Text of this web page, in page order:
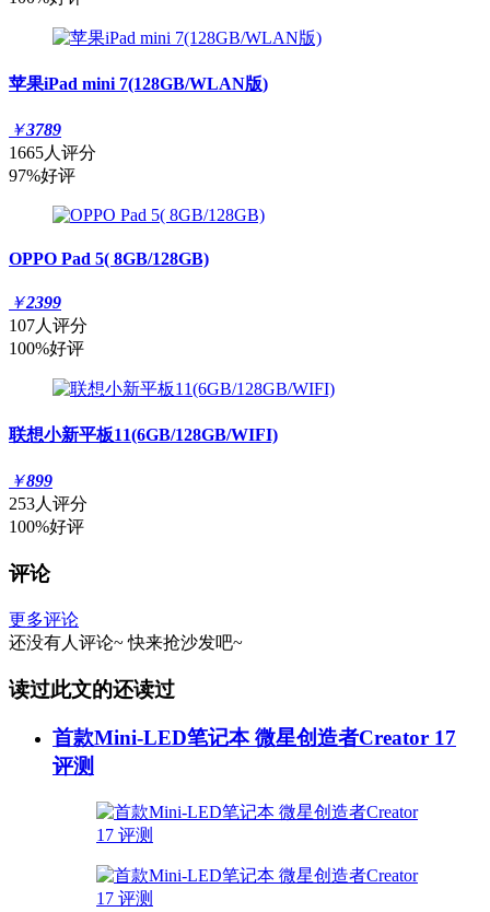
苹果iPad mini 7(128GB/WLAN版)
￥3789
1665人评分
97%好评
OPPO Pad 5( 8GB/128GB)
￥2399
107人评分
100%好评
联想小新平板11(6GB/128GB/WIFI)
￥899
253人评分
100%好评
评论
更多评论
还没有人评论~ 快来抢沙发吧~
读过此文的还读过
首款Mini-LED笔记本 微星创造者Creator 17
评测